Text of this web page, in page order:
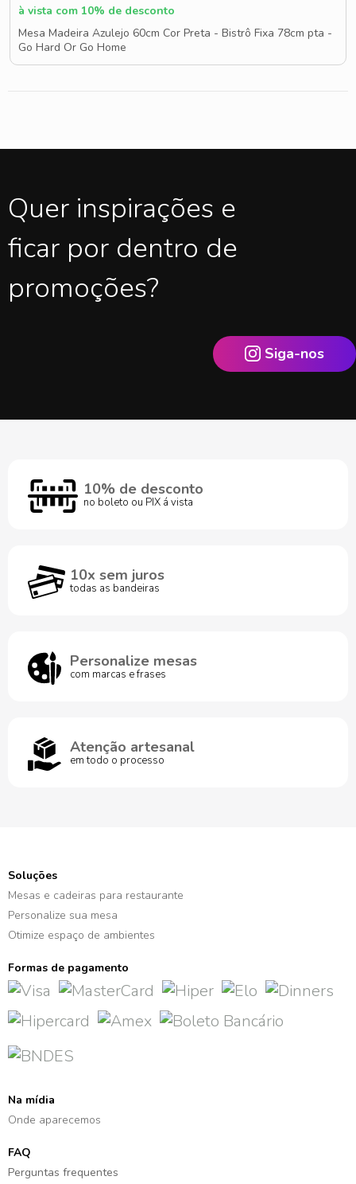
à vista com 10% de desconto
Mesa Madeira Azulejo 60cm Cor Preta - Bistrô Fixa 78cm pta -
Go Hard Or Go Home
Quer inspirações e
ficar por dentro de
promoções?
Siga-nos
10% de desconto
no boleto ou PIX á vista
10x sem juros
todas as bandeiras
Personalize mesas
com marcas e frases
Atenção artesanal
em todo o processo
Soluções
Mesas e cadeiras para restaurante
Personalize sua mesa
Otimize espaço de ambientes
Formas de pagamento
Na mídia
Onde aparecemos
FAQ
Perguntas frequentes